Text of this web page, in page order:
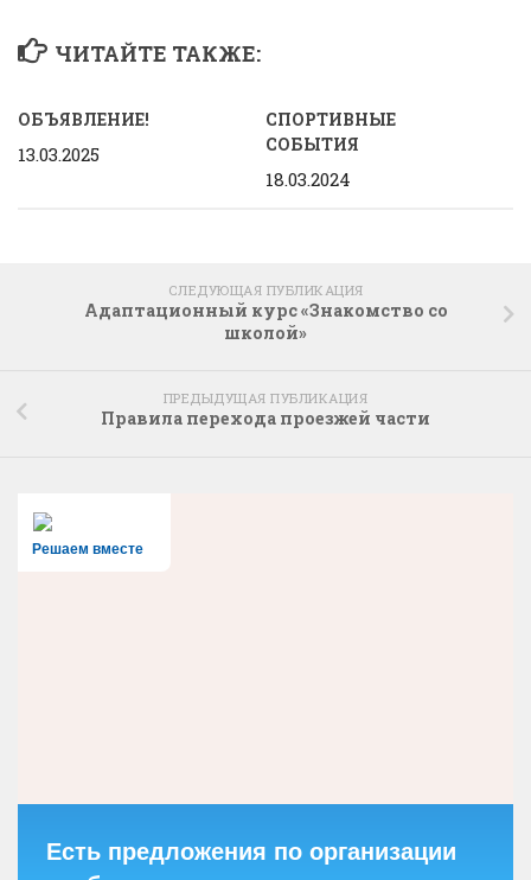
ЧИТАЙТЕ ТАКЖЕ:
ОБЪЯВЛЕНИЕ!
13.03.2025
СПОРТИВНЫЕ
СОБЫТИЯ
18.03.2024
СЛЕДУЮЩАЯ ПУБЛИКАЦИЯ
Адаптационный курс «Знакомство со
школой»
ПРЕДЫДУЩАЯ ПУБЛИКАЦИЯ
Правила перехода проезжей части
Решаем вместе
Есть предложения по организации